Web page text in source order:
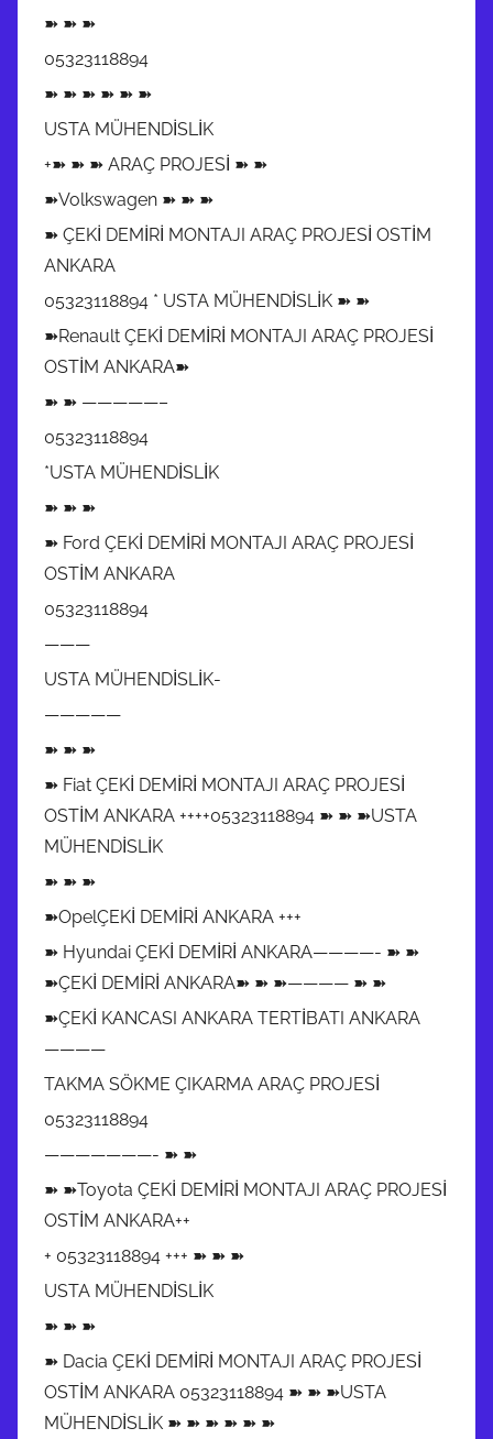
➽ ➽ ➽
05323118894
➽ ➽ ➽ ➽ ➽ ➽
USTA MÜHENDİSLİK
+➽ ➽ ➽ ARAÇ PROJESİ ➽ ➽
➽Volkswagen ➽ ➽ ➽
➽ ÇEKİ DEMİRİ MONTAJI ARAÇ PROJESİ OSTİM
ANKARA
05323118894 * USTA MÜHENDİSLİK ➽ ➽
➽Renault ÇEKİ DEMİRİ MONTAJI ARAÇ PROJESİ
OSTİM ANKARA➽
➽ ➽ —————–
05323118894
*USTA MÜHENDİSLİK
➽ ➽ ➽
➽ Ford ÇEKİ DEMİRİ MONTAJI ARAÇ PROJESİ
OSTİM ANKARA
05323118894
———
USTA MÜHENDİSLİK-
—————
➽ ➽ ➽
➽ Fiat ÇEKİ DEMİRİ MONTAJI ARAÇ PROJESİ
OSTİM ANKARA ++++05323118894 ➽ ➽ ➽USTA
MÜHENDİSLİK
➽ ➽ ➽
➽OpelÇEKİ DEMİRİ ANKARA +++
➽ Hyundai ÇEKİ DEMİRİ ANKARA————- ➽ ➽
➽ÇEKİ DEMİRİ ANKARA➽ ➽ ➽———— ➽ ➽
➽ÇEKİ KANCASI ANKARA TERTİBATI ANKARA
————
TAKMA SÖKME ÇIKARMA ARAÇ PROJESİ
05323118894
———————- ➽ ➽
➽ ➽Toyota ÇEKİ DEMİRİ MONTAJI ARAÇ PROJESİ
OSTİM ANKARA++
+ 05323118894 +++ ➽ ➽ ➽
USTA MÜHENDİSLİK
➽ ➽ ➽
➽ Dacia ÇEKİ DEMİRİ MONTAJI ARAÇ PROJESİ
OSTİM ANKARA 05323118894 ➽ ➽ ➽USTA
MÜHENDİSLİK ➽ ➽ ➽ ➽ ➽ ➽